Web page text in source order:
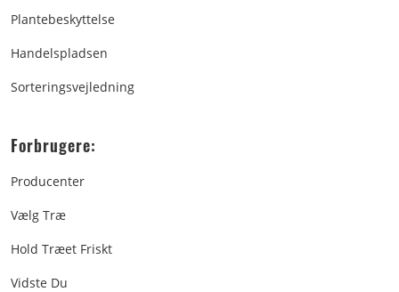
Plantebeskyttelse
Handelspladsen
Sorteringsvejledning
Forbrugere:
Producenter
Vælg Træ
Hold Træet Friskt
Vidste Du